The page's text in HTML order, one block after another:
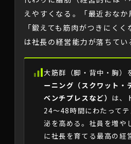
えやすくなる。「最近おなか
「鍛えても筋肉がつきにく
は社長の経営能力が落ちてい
大筋群（脚・背中・胸）
ーニング（スクワット・
ベンチプレスなど） は、
24〜48時間にわたって
泌を高める。社員を増や
に社長を育てる最高の経